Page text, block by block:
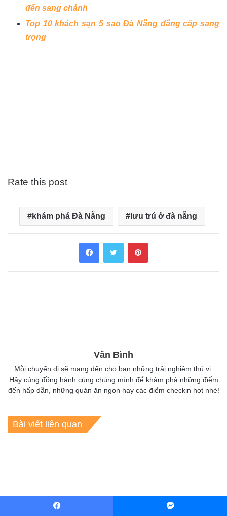
đến sang chảnh
Top 10 khách sạn 5 sao Đà Nẵng đẳng cấp sang
trọng
Rate this post
khám phá Đà Nẵng lưu trú ở đà nẵng
FacebookTwitter Pinterest
Vân Bình
Mỗi chuyến đi sẽ mang đến cho bạn những trải nghiệm thú vị.
Hãy cùng đồng hành cùng chúng mình để khám phá những điểm
đến hấp dẫn, những quán ăn ngon hay các điểm checkin hot nhé!
Bài viết liên quan
Kinh nghiệm đi Khu du lịch
Check in Cung văn hóa